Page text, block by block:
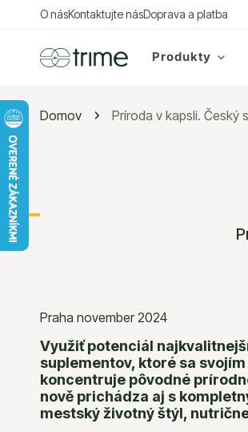
NA OBSAH
O násKontaktujte násDoprava a platba
Produkty
Zinok
Antioxidanty
Železo
Domov Príroda v kapsli. Český
Praha november 2024
Využiť potenciál
suplementov, ktoré sa
koncentruje pôvodné
nově prichádza aj s
mestský životný štýl,